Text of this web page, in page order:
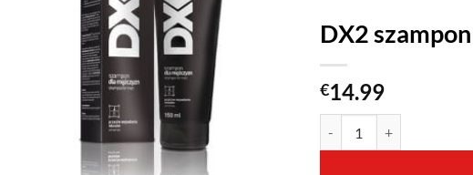
DX2
€14.99